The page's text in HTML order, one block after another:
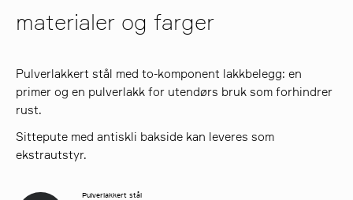
materialer og farger
Pulverlakkert stål med to-komponent lakkbelegg: en
primer og en pulverlakk for utendørs bruk som forhindrer
rust.
Sittepute med antiskli bakside kan leveres som
ekstrautstyr.
Pulverlakkert stål